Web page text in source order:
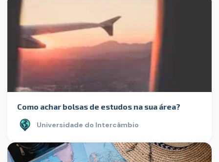
Como achar bolsas de estudos na sua área?
Universidade do Intercâmbio